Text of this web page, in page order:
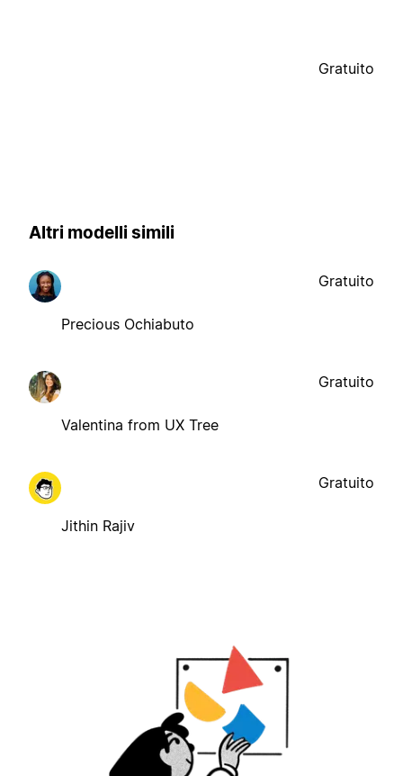
Gratuito
Altri modelli simili
Precious Ochiabuto
Gratuito
Valentina from UX Tree
Gratuito
Jithin Rajiv
Gratuito